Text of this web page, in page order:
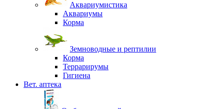
Аквариумистика
Аквариумы
Корма
Земноводные и рептилии
Корма
Террарирумы
Гигиена
Вет. аптека